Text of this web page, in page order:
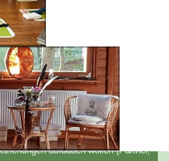
bestimmt die Intensität
an Menschen die
Krisen haben und
erarbeiten wollen
oder Gedankenstrukturen erkennen
aufbauen wollen (Partner,